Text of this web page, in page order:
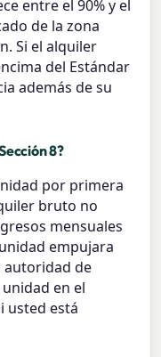
entre el 90% y el
de la zona
Si el alquiler
del Estándar
además de su
8?
por primera
bruto no
mensuales
empujara
autoridad de
en el
usted está